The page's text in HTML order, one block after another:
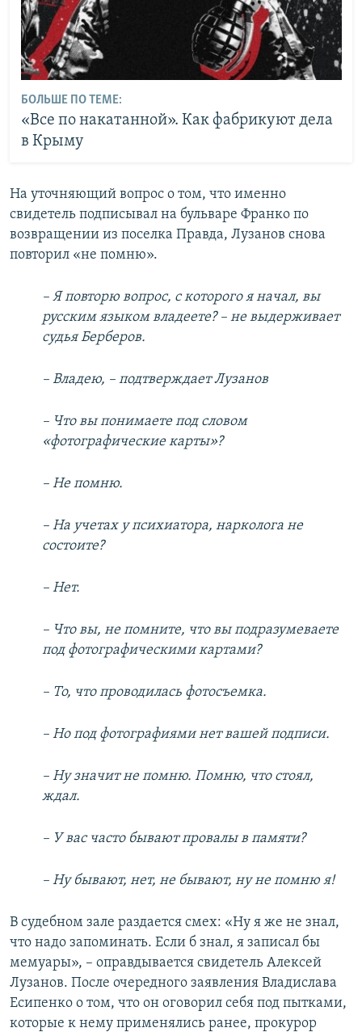
БОЛЬШЕ ПО ТЕМЕ:
«Все по накатанной». Как фабрикуют дела
в Крыму
На уточняющий вопрос о том, что именно
свидетель подписывал на бульваре Франко по
возвращении из поселка Правда, Лузанов снова
повторил «не помню».
– Я повторю вопрос, с которого я начал, вы
русским языком владеете? – не выдерживает
судья Берберов.
– Владею, – подтверждает Лузанов
– Что вы понимаете под словом
«фотографические карты»?
– Не помню.
– На учетах у психиатора, нарколога не
состоите?
– Нет.
– Что вы, не помните, что вы подразумеваете
под фотографическими картами?
– То, что проводилась фотосъемка.
– Но под фотографиями нет вашей подписи.
– Ну значит не помню. Помню, что стоял,
ждал.
– У вас часто бывают провалы в памяти?
– Ну бывают, нет, не бывают, ну не помню я!
В судебном зале раздается смех: «Ну я же не знал,
что надо запоминать. Если б знал, я записал бы
мемуары», – оправдывается свидетель Алексей
Лузанов. После очередного заявления Владислава
Есипенко о том, что он оговорил себя под пытками,
которые к нему применялись ранее, прокурор